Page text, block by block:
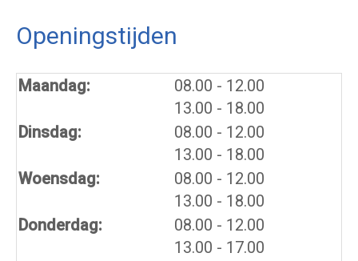
Openingstijden
Maandag: 08.00 tot
- 12.00
13.00 tot
- 18.00
Dinsdag:
08.00 tot
- 12.00
13.00 tot
- 18.00
Woensdag:
08.00 tot
- 12.00
13.00 tot
- 18.00
Donderdag:
08.00 tot
- 12.00
13.00 tot
- 17.00